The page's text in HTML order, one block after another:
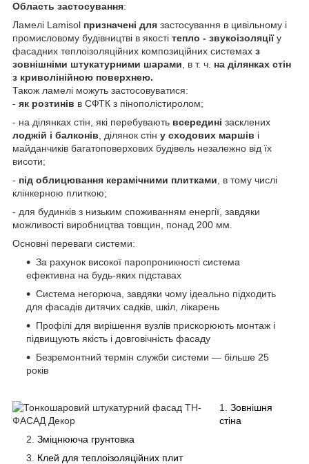
Область застосування:
Ламелі Lamisol призначені для застосування в цивільному і
промисловому будівництві в якості тепло - звукоізоляціїу
фасадних теплоізоляційних композиційних системах з
зовнішніми штукатурними шарами, в т. ч. на ділянках стін
з криволінійною поверхнею.
Також ламелі можуть застосовуватися:
- як розтинів в СФТК з пінополістиролом;
- на ділянках стін, які перебувають всередині засклених
лоджій і балконів, ділянок стін у сходових маршів і
майданчиків багатоповерхових будівель незалежно від їх
висоти;
- під облицювання керамічними плитками, в тому числі
клінкерною плиткою;
- для будинків з низьким споживанням енергії, завдяки
можливості виробництва товщин, понад 200 мм.
Основні переваги системи:
За рахунок високої паропроникності система
ефективна на будь-яких підставах
Система негорюча, завдяки чому ідеально підходить
для фасадів дитячих садків, шкіл, лікарень
Профілі для вирішення вузлів прискорюють монтаж і
підвищують якість і довговічність фасаду
Безремонтний термін служби системи — більше 25
років
Зовнішня
стіна
Зміцнююча грунтовка
Клей для теплоізоляційних плит